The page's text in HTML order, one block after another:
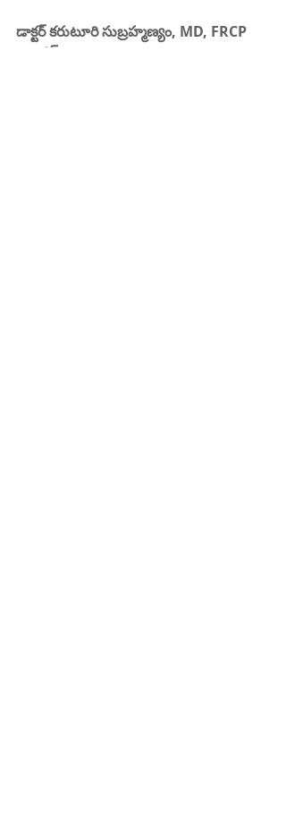
డాక్టర్ కరుటూరి సుబ్రహ్మణ్యం, MD, FRCP
(లండన్), FACP (అమెరికా)